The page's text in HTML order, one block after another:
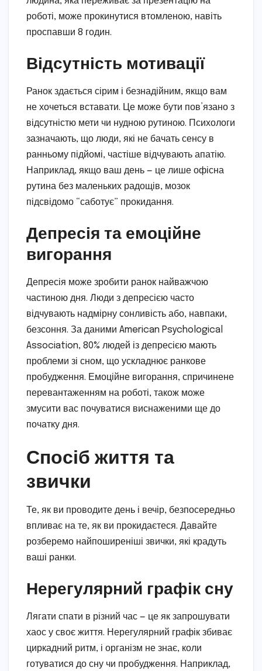
роботі, може прокинутися втомленою, навіть
проспавши 8 годин.
Відсутність мотивації
Ранок здається сірим і безнадійним, якщо вам
не хочеться вставати. Це може бути пов’язано з
відсутністю мети чи нудною рутиною. Психологи
зазначають, що люди, які не бачать сенсу в
ранньому підйомі, частіше відчувають апатію.
Наприклад, якщо ваш день — це лише офісна
рутина без маленьких радощів, мозок
підсвідомо “саботує” прокидання.
Депресія та емоційне
вигорання
Депресія може зробити ранок найважчою
частиною дня. Люди з депресією часто
відчувають надмірну сонливість або, навпаки,
безсоння. За даними American Psychological
Association, 80% людей із депресією мають
проблеми зі сном, що ускладнює ранкове
пробудження. Емоційне вигорання, спричинене
перевантаженням на роботі, також може
змусити вас почуватися виснаженими ще до
початку дня.
Спосіб життя та
звички
Те, як ви проводите день і вечір, безпосередньо
впливає на те, як ви прокидаєтеся. Давайте
розберемо найпоширеніші звички, які крадуть
ваші ранки.
Нерегулярний графік сну
Лягати спати в різний час — це як запрошувати
хаос у своє життя. Нерегулярний графік збиває
циркадний ритм, і організм не знає, коли
готуватися до сну чи пробудження. Наприклад,